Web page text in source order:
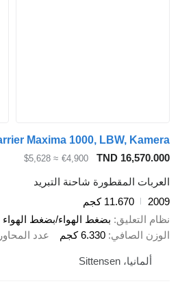
TND 16,570.000
€4,900
≈ $5,628
العربات المقطورة شاحنة التبريد
2009
11.670 كجم
نظام التعليق بضغط الهواء/بضغط الهواء
الوزن الصافي 6.330 كجم عدد المحاور
ألمانيا، Sittensen